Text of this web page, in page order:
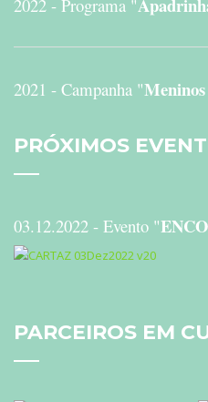
2022 - Programa "
2021 - Campanha "
PRÓXIMOS
03.12.2022 - Evento "
PARCEIROS EM